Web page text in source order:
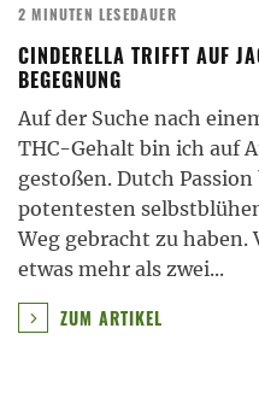
2 MINUTEN LESEDAUER
CINDERELLA TRIFFT AUF
BEGEGNUNG
Auf der Suche nach
THC-Gehalt bin ich auf
gestoßen. Dutch
potentesten
Weg gebracht zu
etwas mehr als zwei...
ZUM ARTIKEL